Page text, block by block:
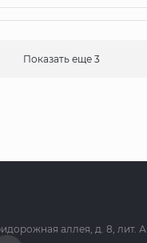
Показать еще 3
аллея, д. 8, лит. А